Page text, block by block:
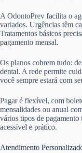
A OdontoPrev facilita o
variados. Urgências têm
Tratamentos básicos
pagamento mensal.
Os planos cobrem tudo:
dental. A rede permite
você sempre estará com
Pagar é flexível, com
mensalidades ou anual
vários tipos de
acessível e prático.
Atendimento